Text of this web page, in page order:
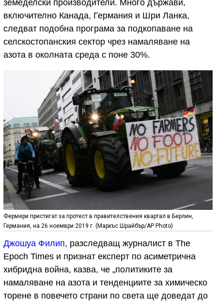
земеделски производители. Много държави,
включително Канада, Германия и Шри Ланка,
следват подобна програма за подкопаване на
селскостопанския сектор чрез намаляване на
азота в околната среда с поне 30%.
Фермери пристигат за протест в правителствения квартал в Берлин,
Германия, на 26 ноември 2019 г. (Mаркъс Шрайбър/AP Photo)
Джошуа Филип, разследващ журналист в The
Epoch Times и признат експерт по асиметрична
хибридна война, казва, че „политиките за
намаляване на азота и тенденциите за химическо
торене в повечето страни по света ще доведат до